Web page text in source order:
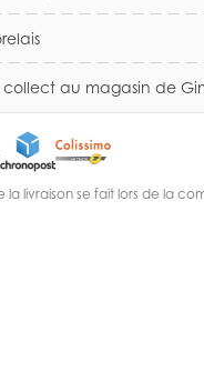
collect au magasin de
la livraison se fait lors de la